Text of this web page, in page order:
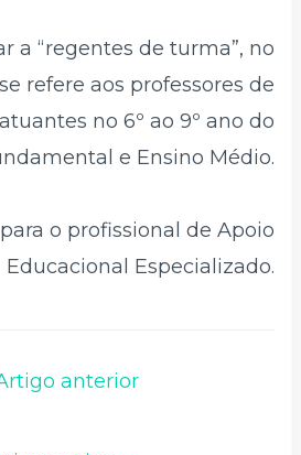
a “regentes de turma”, no
refere aos professores de
no 6º ao 9º ano do
e Ensino Médio.
o profissional de Apoio
Educacional Especializado.
anterior